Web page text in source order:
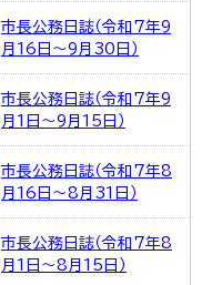
市長公務日誌（令和7年9
月16日～9月30日）
市長公務日誌（令和7年9
月1日～9月15日）
市長公務日誌（令和7年8
月16日～8月31日）
市長公務日誌（令和7年8
月1日～8月15日）